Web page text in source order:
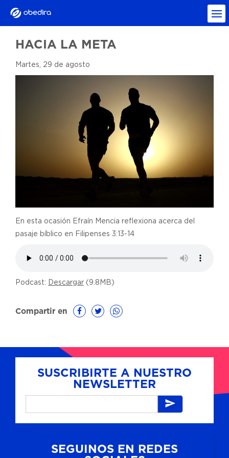
HACIA LA META
Martes, 29 de agosto
En esta ocasión Efraín Mencia reflexiona acerca del
pasaje bíblico en Filipenses 3:13-14
Podcast: Descargar (9.8MB)
Compartir en
SUSCRIBIRTE A NUESTRO
NEWSLETTER
SEGUINOS EN REDES